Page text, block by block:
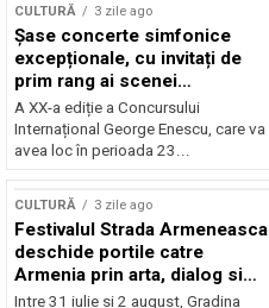
CULTURĂ 3 zile ago
Șase concerte simfonice
excepționale, cu invitați de
prim rang ai scenei
internaționale și ansambluri
orchestrale românești de
prestigiu, în programul
Concursului Enescu 2026
A XX-a ediție a Concursului
Internațional George Enescu, care va
avea loc în perioada 23...
CULTURĂ 3 zile ago
Festivalul Strada Armeneasca
deschide portile catre
Armenia prin arta, dialog si
patrimoniu, intre 31 iulie si 2
Intre 31 iulie si 2 august, Gradina